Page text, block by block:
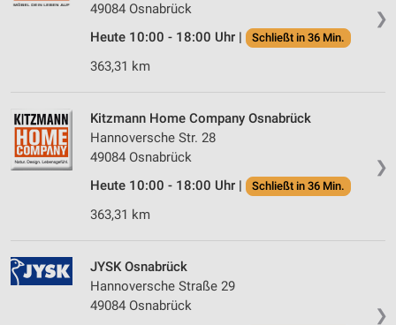
❯
49084 Osnabrück
Heute 10:00 - 18:00 Uhr |
Schließt in 36 Min.
363,31 km
❯
Kitzmann Home Company Osnabrück
Hannoversche Str. 28
49084 Osnabrück
Heute 10:00 - 18:00 Uhr |
Schließt in 36 Min.
363,31 km
❯
JYSK Osnabrück
Hannoversche Straße 29
49084 Osnabrück